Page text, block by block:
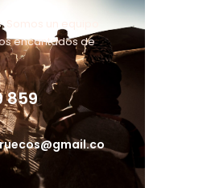
un equipo
encantados de
859